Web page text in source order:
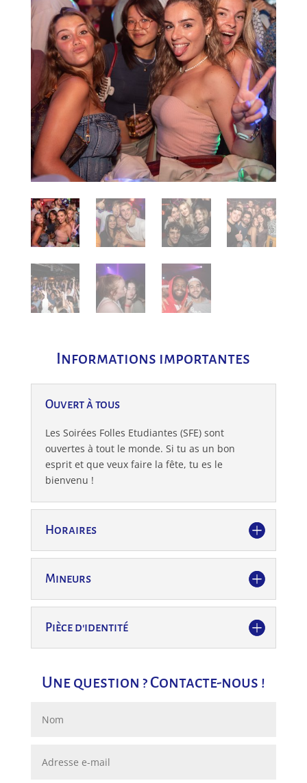
Informations importantes
Ouvert à tous
Les Soirées Folles Etudiantes (SFE) sont
ouvertes à tout le monde. Si tu as un bon
esprit et que veux faire la fête, tu es le
bienvenu !
Horaires
Mineurs
Pièce d'identité
Une question ? Contacte-nous !